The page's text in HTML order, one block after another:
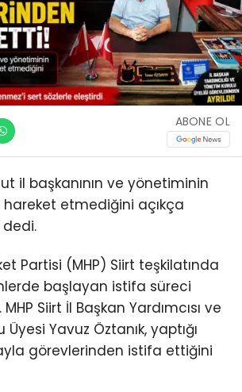
ABONE OL
il başkanının ve yönetiminin
hareket etmediğini açıkça
Partisi (MHP) Siirt teşkilatında
başlayan istifa süreci
Siirt İl Başkan Yardımcısı ve
Yavuz Öztanık, yaptığı
görevlerinden istifa ettiğini